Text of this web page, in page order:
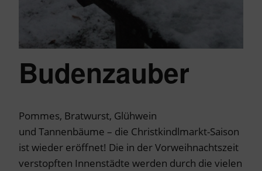
Budenzauber
Pommes, Bratwurst, Glühwein
und Tannenbäume – die Christkindlmarkt-Saison
ist wieder eröffnet! Die in der Vorweihnachtszeit
verstopften Innenstädte werden durch die vielen